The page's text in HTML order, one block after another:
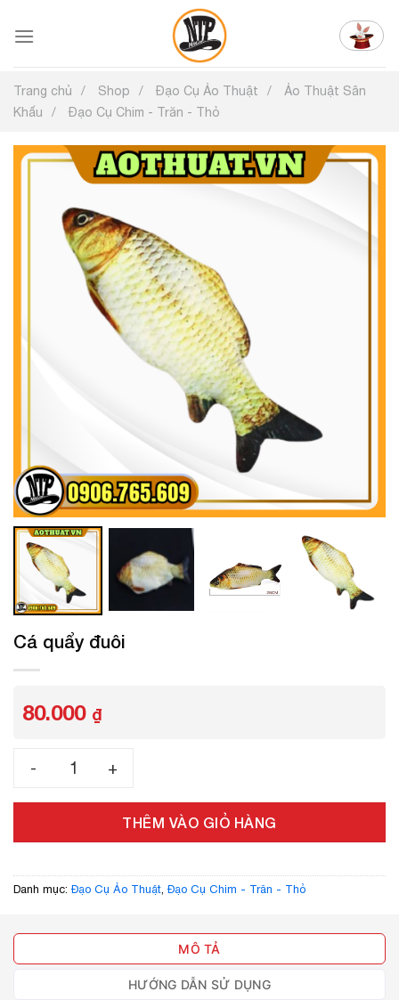
đến
Trang chủ Shop Đạo Cụ Ảo Thuật
Ảo Thuật Sân
Khấu
Đạo Cụ Chim - Trăn - Thỏ
Cá quẩy đuôi
80.000 ₫
THÊM VÀO GIỎ HÀNG
Danh mục: Đạo Cụ Ảo Thuật Đạo Cụ Chim - Trăn - Thỏ
MÔ TẢ
HƯỚNG DẪN SỬ DỤNG